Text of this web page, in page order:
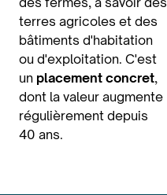
terres agricoles et des
bâtiments d'habitation
ou d'exploitation. C'est
un placement concret,
dont la valeur augmente
régulièrement depuis
40 ans.